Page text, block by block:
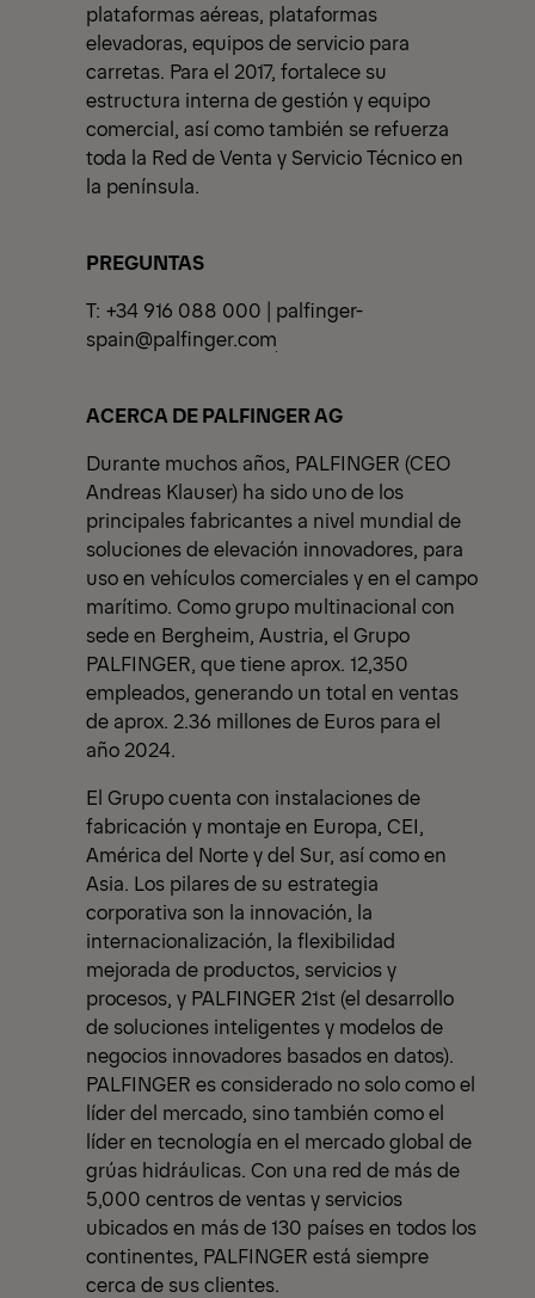
plataformas aéreas, plataformas
elevadoras, equipos de servicio para
carretas. Para el 2017, fortalece su
estructura interna de gestión y equipo
comercial, así como también se refuerza
toda la Red de Venta y Servicio Técnico en
la península.
PREGUNTAS
T: +34 916 088 000 | palfinger-
spain@palfinger.com
ACERCA DE PALFINGER AG
Durante muchos años, PALFINGER (CEO
Andreas Klauser) ha sido uno de los
principales fabricantes a nivel mundial de
soluciones de elevación innovadores, para
uso en vehículos comerciales y en el campo
marítimo. Como grupo multinacional con
sede en Bergheim, Austria, el Grupo
PALFINGER, que tiene aprox. 12,350
empleados, generando un total en ventas
de aprox. 2.36 millones de Euros para el
año 2024.
El Grupo cuenta con instalaciones de
fabricación y montaje en Europa, CEI,
América del Norte y del Sur, así como en
Asia. Los pilares de su estrategia
corporativa son la innovación, la
internacionalización, la flexibilidad
mejorada de productos, servicios y
procesos, y PALFINGER 21st (el desarrollo
de soluciones inteligentes y modelos de
negocios innovadores basados en datos).
PALFINGER es considerado no solo como el
líder del mercado, sino también como el
líder en tecnología en el mercado global de
grúas hidráulicas. Con una red de más de
5,000 centros de ventas y servicios
ubicados en más de 130 países en todos los
continentes, PALFINGER está siempre
cerca de sus clientes.